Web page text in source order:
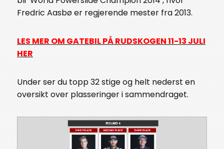
Fredric Aasbø er regjerende mester fra 2013.
LES MER OM GATEBIL PÅ RUDSKOGEN 11-13 JULI
HER
Under ser du topp 32 stige og helt nederst en
oversikt over plasseringer i sammendraget.